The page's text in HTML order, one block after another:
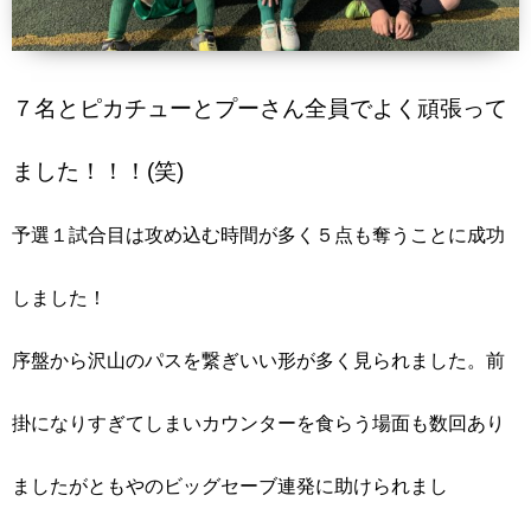
７名とピカチューとプーさん全員でよく頑張って
ました！！！(笑)
予選１試合目は攻め込む時間が多く５点も奪うことに成功
しました！
序盤から沢山のパスを繋ぎいい形が多く見られました。前
掛になりすぎてしまいカウンターを食らう場面も数回あり
ましたがともやのビッグセーブ連発に助けられまし